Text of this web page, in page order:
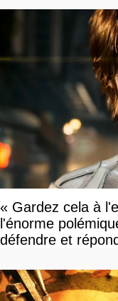
« Gardez cela à
l'énorme
défendre et